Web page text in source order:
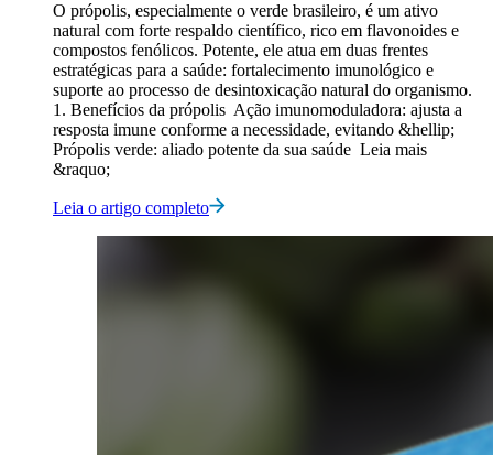
O própolis, especialmente o verde brasileiro, é um ativo
natural com forte respaldo científico, rico em flavonoides e
compostos fenólicos. Potente, ele atua em duas frentes
estratégicas para a saúde: fortalecimento imunológico e
suporte ao processo de desintoxicação natural do organismo.
1. Benefícios da própolis Ação imunomoduladora: ajusta a
resposta imune conforme a necessidade, evitando &hellip;
Própolis verde: aliado potente da sua saúde Leia mais
&raquo;
Leia o artigo completo